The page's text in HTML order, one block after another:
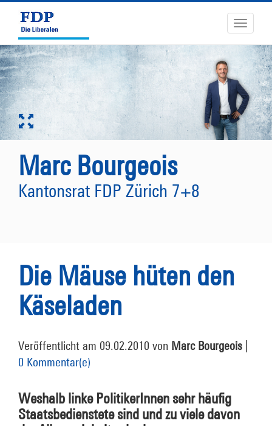
Toggle
Marc Bourgeois
Kantonsrat FDP Zürich 7+8
Die Mäuse hüten den
Käseladen
Veröffentlicht am 09.02.2010 von Marc Bourgeois
0 Kommentar(e)
Weshalb linke PolitikerInnen sehr häufig
Staatsbedienstete sind und zu viele davon